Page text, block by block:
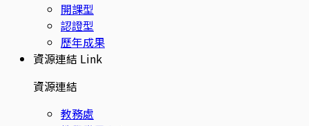
開課型
認證型
歷年成果
資源連結 Link
資源連結
教務處